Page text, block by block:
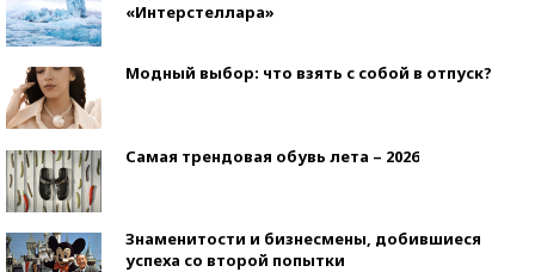
«Интерстеллара»
Модный выбор: что взять с собой в отпуск?
Самая трендовая обувь лета – 2026
Знаменитости и бизнесмены, добившиеся
успеха со второй попытки